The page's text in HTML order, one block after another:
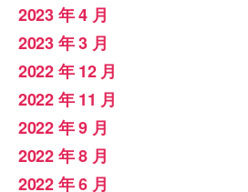
2023 年 4 月
2023 年 3 月
2022 年 12 月
2022 年 11 月
2022 年 9 月
2022 年 8 月
2022 年 6 月